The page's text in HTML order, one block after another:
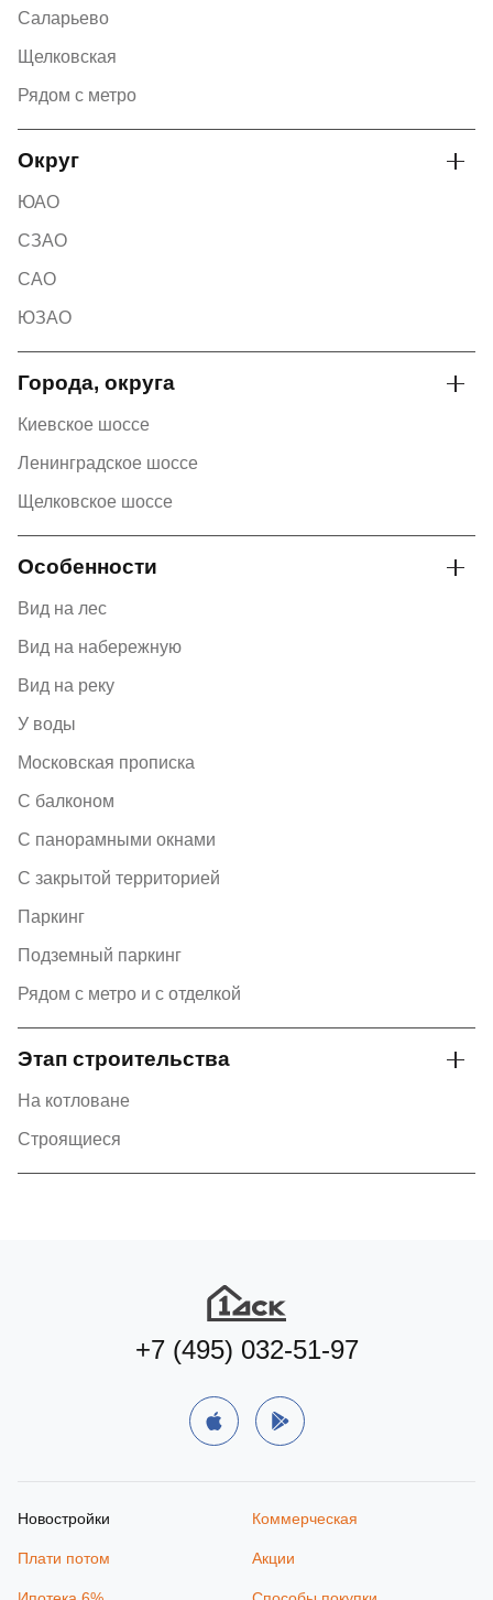
Саларьево
Щелковская
Рядом с метро
Округ
ЮАО
СЗАО
САО
ЮЗАО
Города, округа
Киевское шоссе
Ленинградское шоссе
Щелковское шоссе
Особенности
Вид на лес
Вид на набережную
Вид на реку
У воды
Московская прописка
С балконом
С панорамными окнами
С закрытой территорией
Паркинг
Подземный паркинг
Рядом с метро и с отделкой
Этап строительства
На котловане
Строящиеся
+7 (495) 032-51-97
Новостройки Коммерческая
Плати потом Акции